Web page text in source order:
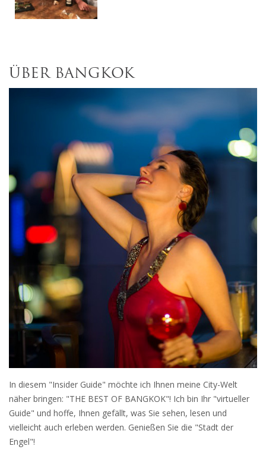
ÜBER BANGKOK
In diesem "Insider Guide" möchte ich Ihnen meine City-Welt
näher bringen: "THE BEST OF BANGKOK"! Ich bin Ihr "virtueller
Guide" und hoffe, Ihnen gefällt, was Sie sehen, lesen und
vielleicht auch erleben werden. Genießen Sie die "Stadt der
Engel"!